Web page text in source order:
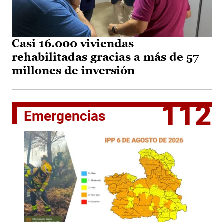
Casi 16.000 viviendas
rehabilitadas gracias a más de 57
millones de inversión
Emergencias 112